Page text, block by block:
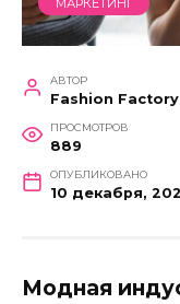
АВТОР
ПРОСМОТРОВ
889
ОПУБЛИКОВАНО
10 декабря,
Модная